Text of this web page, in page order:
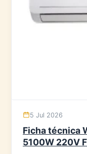
5 Jul 2026
Ficha técnica
5100W 220V